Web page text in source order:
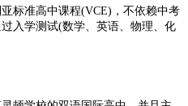
标准高中课程(VCE)，不依赖中考
入学测试(数学、英语、物理、化